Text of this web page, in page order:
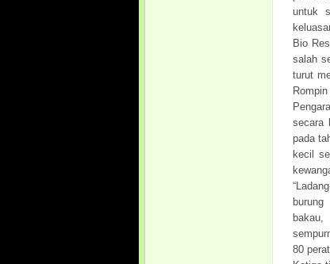
untuk
Bio
salah
turut
secara
pada
kecil
bakau,
80